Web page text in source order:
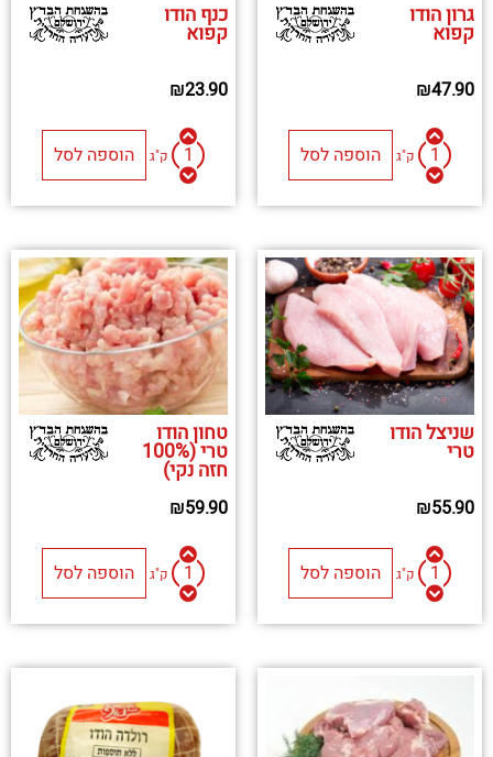
גרון הודו
קפוא
₪47.90
ק"ג הוספה לסל
כנף הודו
קפוא
₪23.90
ק"ג הוספה לסל
שניצל הודו
טרי
₪55.90
ק"ג הוספה לסל
טחון הודו
טרי (100%
חזה נקי)
₪59.90
ק"ג הוספה לסל